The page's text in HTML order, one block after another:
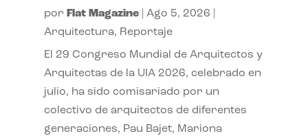
por Flat Magazine| Ago 5, 2026
Arquitectura, Reportaje
El 29 Congreso Mundial de Arquitectos y
Arquitectas de la UIA 2026, celebrado en
julio, ha sido comisariado por un
colectivo de arquitectos de diferentes
generaciones, Pau Bajet, Mariona